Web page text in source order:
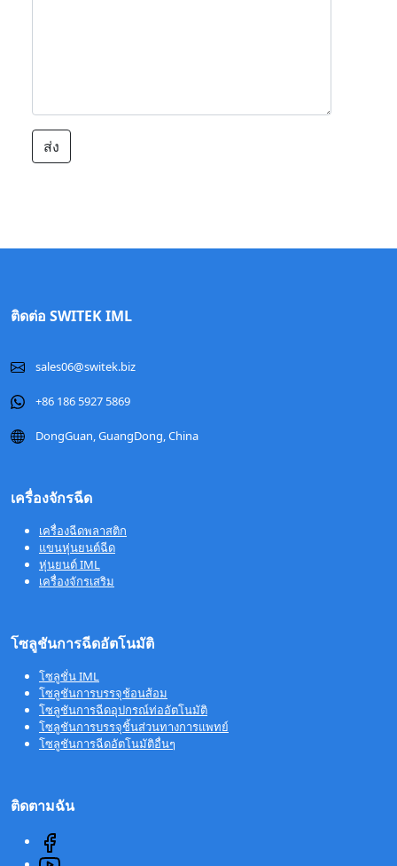
ส่ง
ติดต่อ SWITEK IML
sales06@switek.biz
+86 186 5927 5869
DongGuan, GuangDong, China
เครื่องจักรฉีด
เครื่องฉีดพลาสติก
แขนหุ่นยนต์ฉีด
หุ่นยนต์ IML
เครื่องจักรเสริม
โซลูชันการฉีดอัตโนมัติ
โซลูชั่น IML
โซลูชันการบรรจุช้อนส้อม
โซลูชันการฉีดอุปกรณ์ท่ออัตโนมัติ
โซลูชันการบรรจุชิ้นส่วนทางการแพทย์
โซลูชันการฉีดอัตโนมัติอื่นๆ
ติดตามฉัน